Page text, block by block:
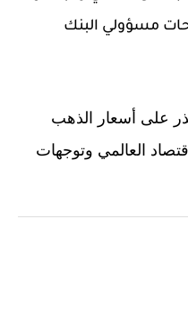
مسؤولي البنك
على أسعار الذهب
العالمي وتوجهات